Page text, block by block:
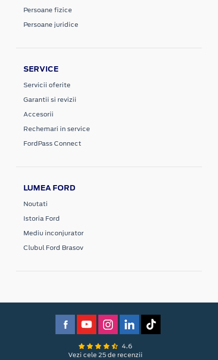
Persoane fizice
Persoane juridice
SERVICE
Servicii oferite
Garantii si revizii
Accesorii
Rechemari in service
FordPass Connect
LUMEA FORD
Noutati
Istoria Ford
Mediu inconjurator
Clubul Ford Brasov
4.6
Vezi cele 25 de recenzii